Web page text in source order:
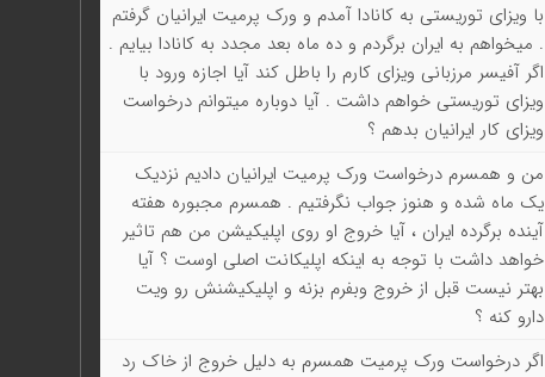
با ویزای توریستی به کانادا آمدم و ورک پرمیت ایرانیان گرفتم
. میخواهم به ایران برگردم و ده ماه بعد مجدد به کانادا بیایم .
اگر آفیسر مرزبانی ویزای کارم را باطل کند آیا اجازه ورود با
ویزای توریستی خواهم داشت . آیا دوباره میتوانم درخواست
ویزای کار ایرانیان بدهم ؟
من و همسرم درخواست ورک پرمیت ایرانیان دادیم نزدیک
یک ماه شده و هنوز جواب نگرفتیم . همسرم مجبوره هفته
آینده برگرده ایران ، آیا خروج او روی اپلیکیشن من هم تاثیر
خواهد داشت با توجه به اینکه اپلیکانت اصلی اوست ؟ آیا
بهتر نیست قبل از خروج وبفرم بزنه و اپلیکیشنش رو ویت
دارو کنه ؟
اگر درخواست ورک پرمیت همسرم به دلیل خروج از خاک رد